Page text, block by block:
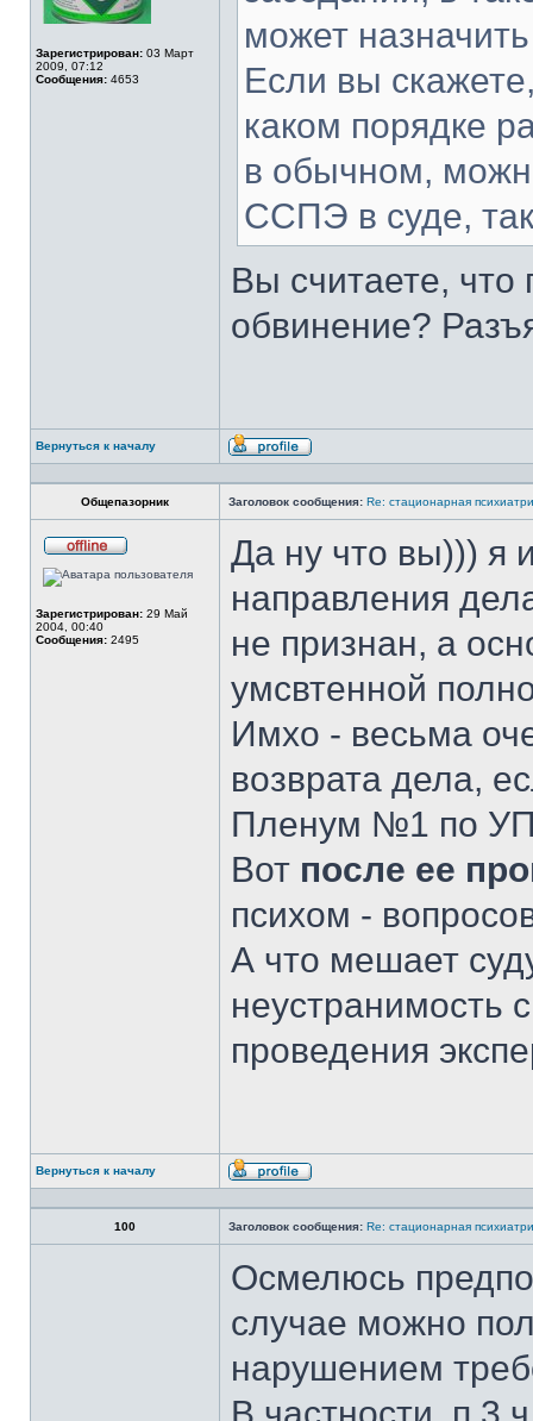
Зарегистрирован: 03 Март
2009, 07:12
Сообщения: 4653
может
Если вы
каком порядке
в обычном,
ССПЭ в суде,
Вы считаете, что
обвинение?
Вернуться к началу
Профиль
Общепазорник Заголовок сообщения: Re: стационарная
в
Зарегистрирован: 29 Май
2004, 00:40
Сообщения: 2495
Да ну что вы))) я
направления
не признан, а
умсвтенной
Имхо - весьма
возврата дела,
Пленум №1 по
Вот после ее
психом -
А что мешает
неустранимость
проведения
Вернуться к началу
Профиль
100 Заголовок сообщения: Re: стационарная
Осмелюсь
случае можно
нарушением